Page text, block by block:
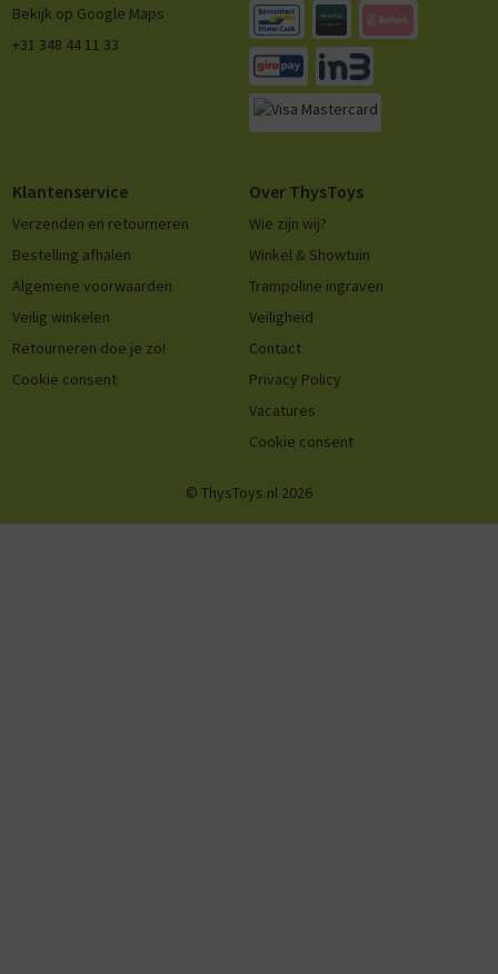
Bekijk op Google Maps
+31 348 44 11 33
Klantenservice
Verzenden en retourneren
Bestelling afhalen
Algemene voorwaarden
Veilig winkelen
Retourneren doe je zo!
Cookie consent
Over ThysToys
Wie zijn wij?
Winkel & Showtuin
Trampoline ingraven
Veiligheid
Contact
Privacy Policy
Vacatures
Cookie consent
© ThysToys.nl 2026